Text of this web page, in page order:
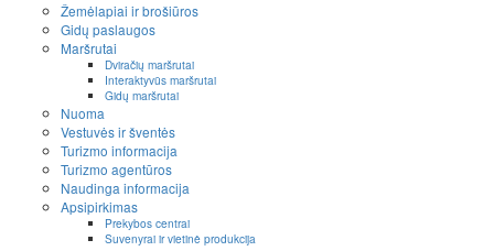
Žemėlapiai ir brošiūros
Gidų paslaugos
Maršrutai
Dviračių maršrutai
Interaktyvūs maršrutai
Gidų maršrutai
Nuoma
Vestuvės ir šventės
Turizmo informacija
Turizmo agentūros
Naudinga informacija
Apsipirkimas
Prekybos centrai
Suvenyrai ir vietinė produkcija